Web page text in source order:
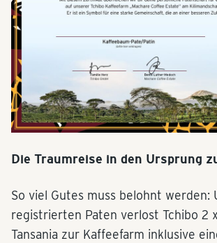
Die Traumreise in den Ursprung
So viel Gutes muss belohnt werden:
registrierten Paten verlost Tchibo 2
Tansania zur Kaffeefarm inklusive